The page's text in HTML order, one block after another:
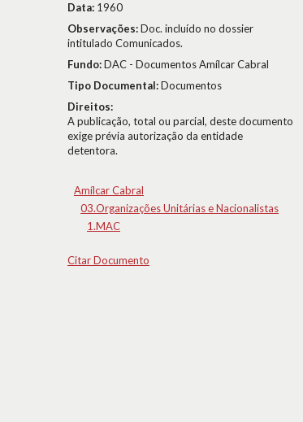
Data: 1960
Observações:Doc. incluído no dossier
intitulado Comunicados.
Fundo:DAC - Documentos Amílcar Cabral
Tipo Documental:Documentos
Direitos:
A publicação, total ou parcial, deste documento
exige prévia autorização da entidade
detentora.
Amílcar Cabral
03.Organizações Unitárias e Nacionalistas
1.MAC
Citar Documento